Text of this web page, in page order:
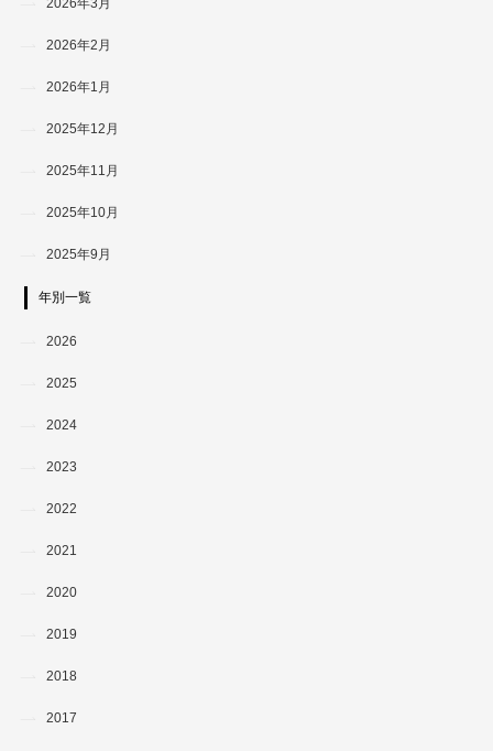
2026年3月
2026年2月
2026年1月
2025年12月
2025年11月
2025年10月
2025年9月
年別一覧
2026
2025
2024
2023
2022
2021
2020
2019
2018
2017